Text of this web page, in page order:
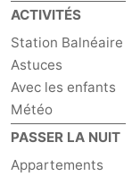
ACTIVITÉS
Station Balnéaire
Astuces
Avec les enfants
Météo
PASSER LA NUIT
Appartements